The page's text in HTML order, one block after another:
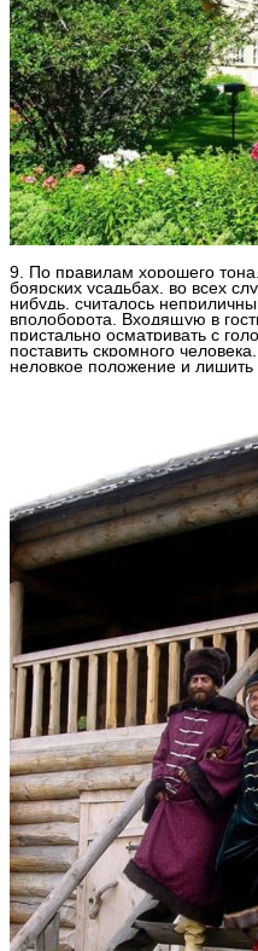
9. По правилам хорошего
боярских усадьбах, во всех
нибудь, считалось
вполоборота. Входящую в
пристально осматривать с
поставить скромного
неловкое положение и лишить